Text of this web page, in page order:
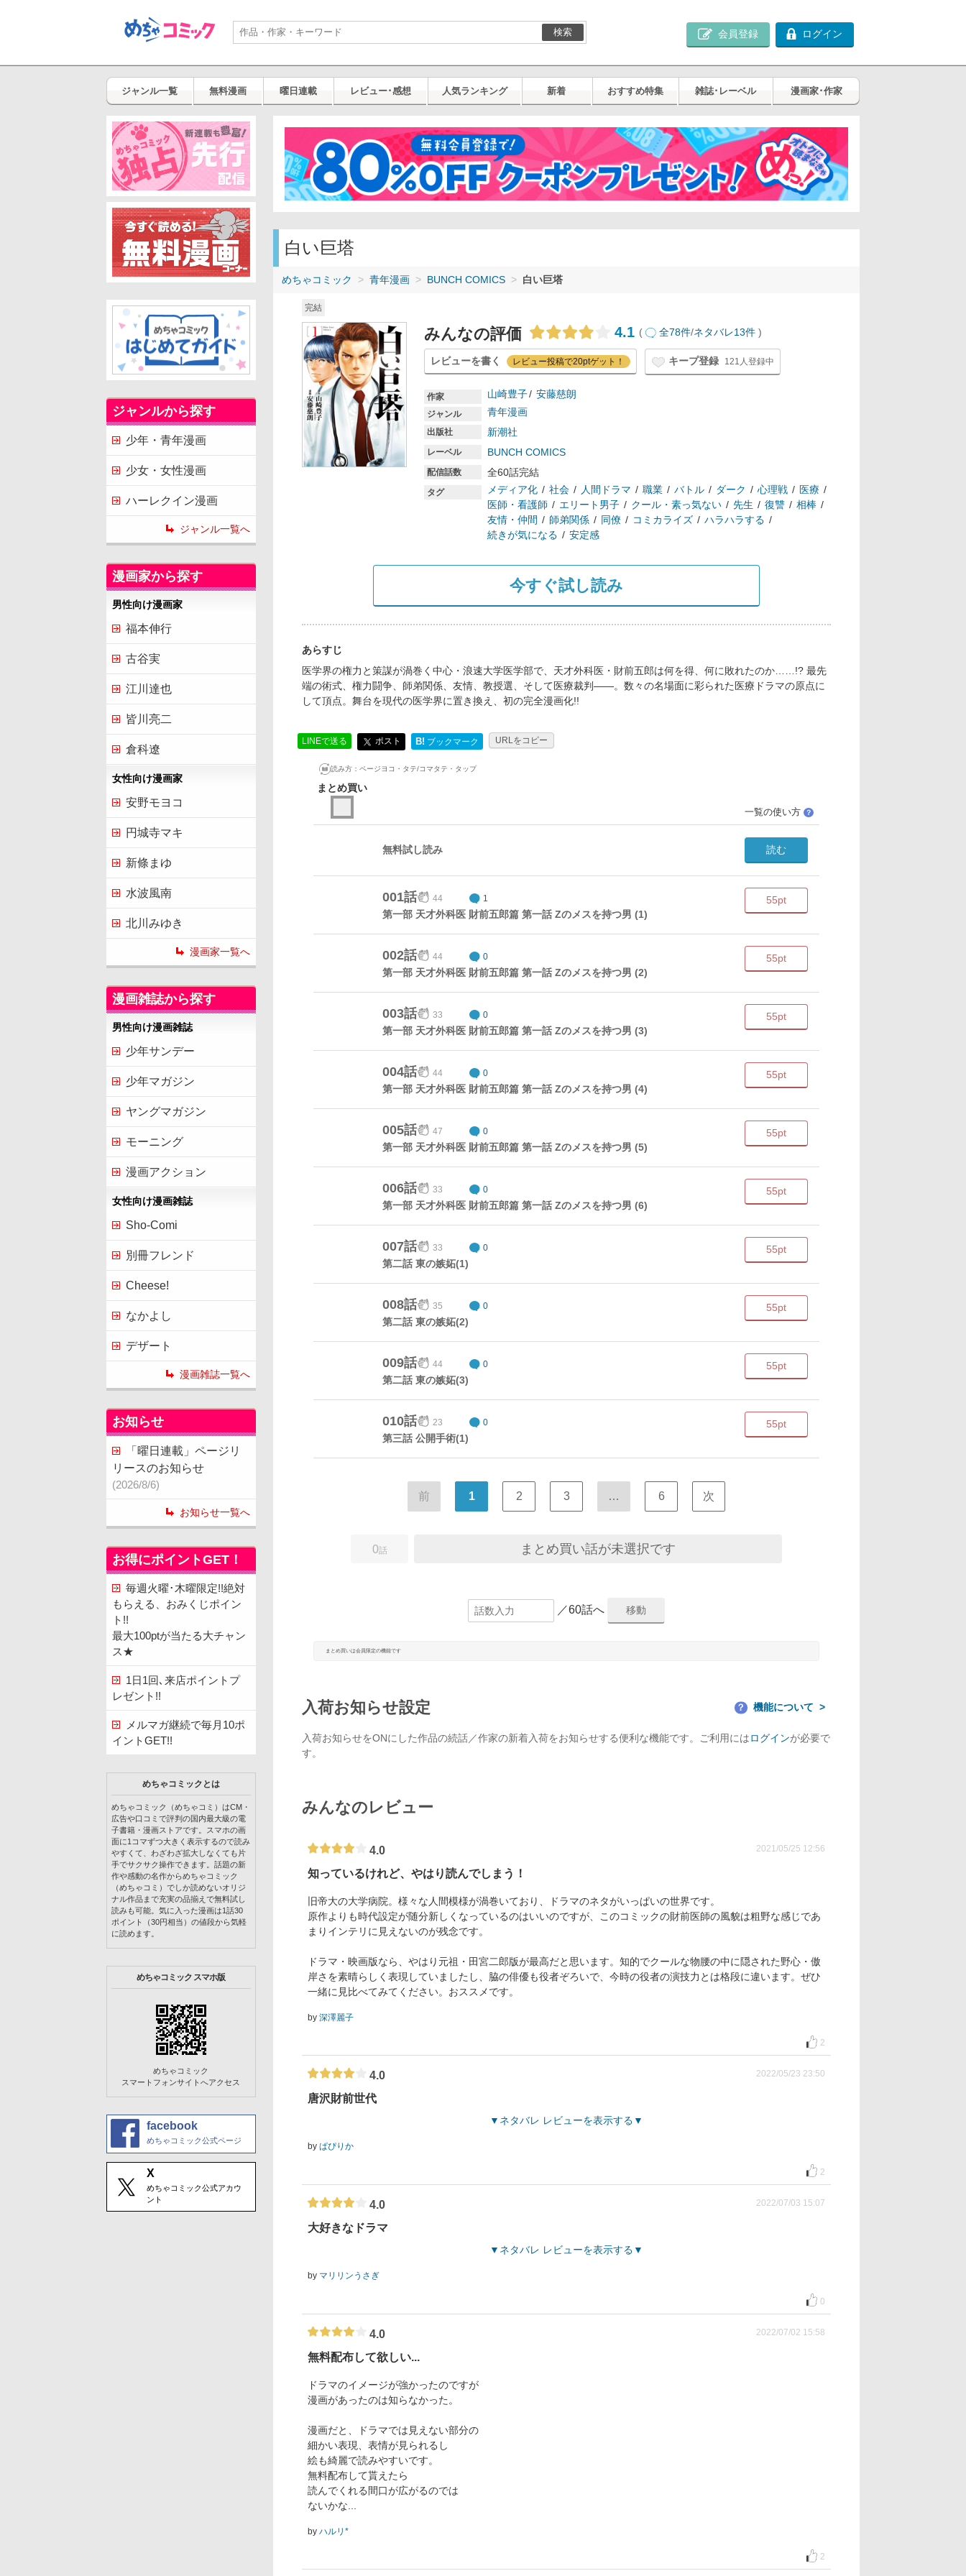
検索 会員登録 ログイン
ジャンル一覧 無料漫画 曜日連載 レビュー･感想 人気ランキング 新着 おすすめ特集 雑誌･レーベル 漫画家･作家
白い巨塔
めちゃコミック 青年漫画 BUNCH COMICS 白い巨塔
完結
みんなの評価 4.1 ( 全78件/ネタバレ13件 )
レビューを書く レビュー投稿で20ptゲット！ キープ登録 121人登録中
作家 山崎豊子 安藤慈朗
ジャンル 青年漫画
出版社 新潮社
レーベル BUNCH COMICS
配信話数 全60話完結
タグ メディア化 社会 人間ドラマ 職業 バトル ダーク 心理戦
医療
医師・看護師
エリート男子 クール・素っ気ない 先生 復讐
相棒
友情・仲間
師弟関係 同僚 コミカライズ
ハラハラする
続きが気になる
安定感
今すぐ試し読み
あらすじ
医学界の権力と策謀が渦巻く中心・浪速大学医学部で、天才外科医・財前五郎は何を得、何に敗れたのか……!? 最先
端の術式、権力闘争、師弟関係、友情、教授選、そして医療裁判――。数々の名場面に彩られた医療ドラマの原点に
して頂点。舞台を現代の医学界に置き換え、初の完全漫画化!!
LINEで送る ポスト B! ブックマーク URLをコピー
読み方： ページヨコ・タテ/コマタテ・タップ
まとめ買い
一覧の使い方 ？
無料試し読み 読む
001話 44 1
第一部 天才外科医 財前五郎篇 第一話 Zのメスを持つ男 (1)
55pt
002話 44 0
第一部 天才外科医 財前五郎篇 第一話 Zのメスを持つ男 (2)
55pt
003話 33 0
第一部 天才外科医 財前五郎篇 第一話 Zのメスを持つ男 (3)
55pt
004話 44 0
第一部 天才外科医 財前五郎篇 第一話 Zのメスを持つ男 (4)
55pt
005話 47 0
第一部 天才外科医 財前五郎篇 第一話 Zのメスを持つ男 (5)
55pt
006話 33 0
第一部 天才外科医 財前五郎篇 第一話 Zのメスを持つ男 (6)
55pt
007話 33 0
第二話 東の嫉妬(1)
55pt
008話 35 0
第二話 東の嫉妬(2)
55pt
009話 44 0
第二話 東の嫉妬(3)
55pt
010話 23 0
第三話 公開手術(1)
55pt
前 1 2 3 … 6 次
0話 まとめ買い話が未選択です
／60話へ
まとめ買いは会員限定の機能です
入荷お知らせ設定 ？ 機能について
入荷お知らせをONにした作品の続話／作家の新着入荷をお知らせする便利な機能です。ご利用にはログインが必要で
す。
みんなのレビュー
4.0 2021/05/25 12:56
知っているけれど、やはり読んでしまう！
旧帝大の大学病院。様々な人間模様が渦巻いており、ドラマのネタがいっぱいの世界です。
原作よりも時代設定が随分新しくなっているのはいいのですが、このコミックの財前医師の風貌は粗野な感じであ
まりインテリに見えないのが残念です。
ドラマ・映画版なら、やはり元祖・田宮二郎版が最高だと思います。知的でクールな物腰の中に隠された野心・傲
岸さを素晴らしく表現していましたし、脇の俳優も役者ぞろいで、今時の役者の演技力とは格段に違います。ぜひ
一緒に見比べてみてください。おススメです。
by 深澤麗子
2
4.0 2022/05/23 23:50
唐沢財前世代
ネタバレ レビューを表示する
by ぱぴりか
2
4.0 2022/07/03 15:07
大好きなドラマ
ネタバレ レビューを表示する
by マリリンうさぎ
0
4.0 2022/07/02 15:58
無料配布して欲しい...
ドラマのイメージが強かったのですが
漫画があったのは知らなかった。
漫画だと、ドラマでは見えない部分の
細かい表現、表情が見られるし
絵も綺麗で読みやすいです。
無料配布して貰えたら
読んでくれる間口が広がるのでは
ないかな...
by ハルリ*
2
ジャンルから探す
少年・青年漫画
少女・女性漫画
ハーレクイン漫画
ジャンル一覧へ
漫画家から探す
男性向け漫画家
福本伸行
古谷実
江川達也
皆川亮二
倉科遼
女性向け漫画家
安野モヨコ
円城寺マキ
新條まゆ
水波風南
北川みゆき
漫画家一覧へ
漫画雑誌から探す
男性向け漫画雑誌
少年サンデー
少年マガジン
ヤングマガジン
モーニング
漫画アクション
女性向け漫画雑誌
Sho-Comi
別冊フレンド
Cheese!
なかよし
デザート
漫画雑誌一覧へ
お知らせ
「曜日連載」ページリ
リースのお知らせ
(2026/8/6)
お知らせ一覧へ
お得にポイントGET！
毎週火曜･木曜限定!!絶対
もらえる、おみくじポイン
ト!!
最大100ptが当たる大チャン
ス★
1日1回､来店ポイントプ
レゼント!!
メルマガ継続で毎月10ポ
イントGET!!
めちゃコミックとは
めちゃコミック（めちゃコミ）はCM・
広告や口コミで評判の国内最大級の電
子書籍・漫画ストアです。スマホの画
面に1コマずつ大きく表示するので読み
やすくて、わざわざ拡大しなくても片
手でサクサク操作できます。話題の新
作や感動の名作からめちゃコミック
（めちゃコミ）でしか読めないオリジ
ナル作品まで充実の品揃えで無料試し
読みも可能。気に入った漫画は1話30
ポイント（30円相当）の値段から気軽
に読めます。
めちゃコミック スマホ版
めちゃコミック
スマートフォンサイトへアクセス
facebook
めちゃコミック公式ページ
X
めちゃコミック公式アカウ
ント